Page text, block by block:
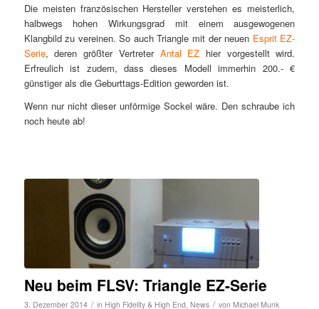
Die meisten französischen Hersteller verstehen es meisterlich,
halbwegs hohen Wirkungsgrad mit einem ausgewogenen
Klangbild zu vereinen. So auch Triangle mit der neuen Esprit EZ-
Serie, deren größter Vertreter Antal EZ hier vorgestellt wird.
Erfreulich ist zudem, dass dieses Modell immerhin 200.- €
günstiger als die Geburttags-Edition geworden ist.
Wenn nur nicht dieser unförmige Sockel wäre. Den schraube ich
noch heute ab!
Neu beim FLSV: Triangle EZ-Serie
3. Dezember 2014 / in High Fidelity & High End, News / von Michael Munk